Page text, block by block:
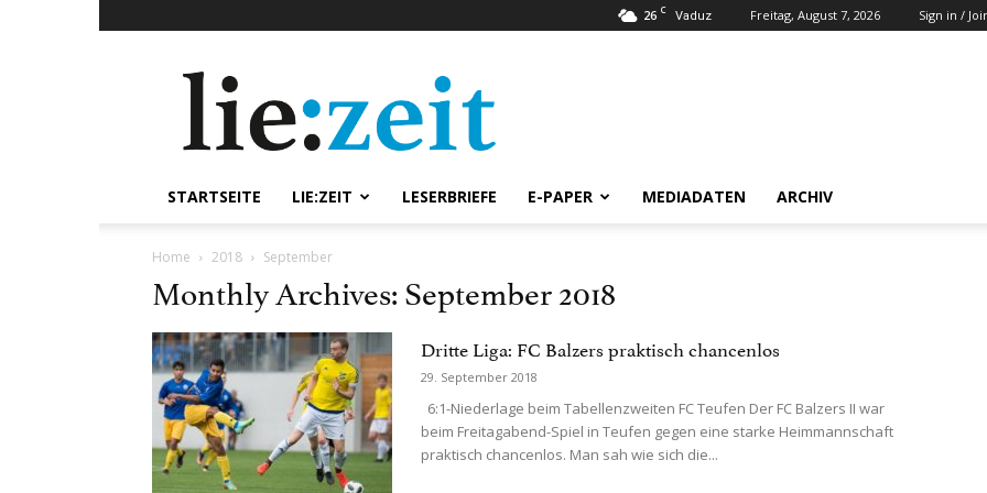
26 C Vaduz Freitag, August 7, 2026 Sign in /
STARTSEITE LIE:ZEIT LESERBRIEFE E-PAPER MEDIADATEN ARCHIV
Home 2018 September
Monthly Archives: September 2018
Dritte Liga: FC Balzers praktisch chancenlos
29. September 2018
6:1-Niederlage beim Tabellenzweiten FC Teufen Der FC Balzers II war
beim Freitagabend-Spiel in Teufen gegen eine starke Heimmannschaft
praktisch chancenlos. Man sah wie sich die...